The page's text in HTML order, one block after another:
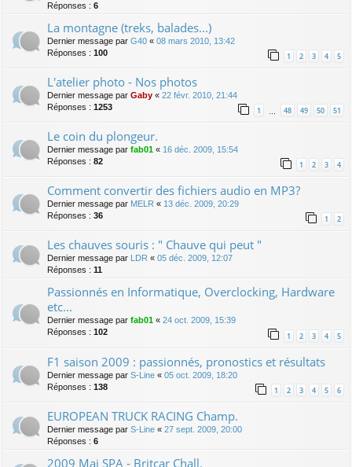
Réponses : 6
La montagne (treks, balades...)
Dernier message par G40 « 08 mars 2010, 13:42
Réponses : 100 1 2 3 4 5
L'atelier photo - Nos photos
Dernier message par Gaby « 22 févr. 2010, 21:44
Réponses : 1253 1 … 48 49 50 51
Le coin du plongeur.
Dernier message par fab01 « 16 déc. 2009, 15:54
Réponses : 82 1 2 3 4
Comment convertir des fichiers audio en MP3?
Dernier message par MELR « 13 déc. 2009, 20:29
Réponses : 36 1 2
Les chauves souris : " Chauve qui peut "
Dernier message par LDR « 05 déc. 2009, 12:07
Réponses : 11
Passionnés en Informatique, Overclocking, Hardware
etc...
Dernier message par fab01 « 24 oct. 2009, 15:39
Réponses : 102 1 2 3 4 5
F1 saison 2009 : passionnés, pronostics et résultats
Dernier message par S-Line « 05 oct. 2009, 18:20
Réponses : 138 1 2 3 4 5 6
EUROPEAN TRUCK RACING Champ.
Dernier message par S-Line « 27 sept. 2009, 20:00
Réponses : 6
2009 Mai SPA - Britcar Chall.